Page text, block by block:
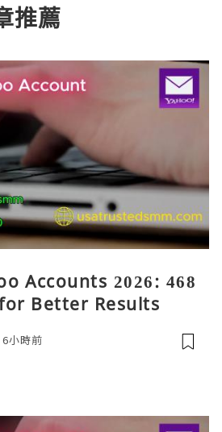
推薦
Accounts 2026: 468
Better Results
6小時前